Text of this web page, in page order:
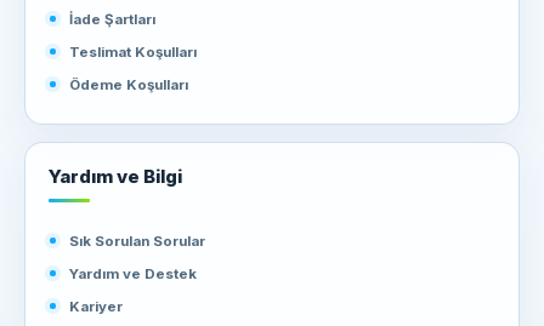
İade Şartları
Teslimat Koşulları
Ödeme Koşulları
Yardım ve Bilgi
Sık Sorulan Sorular
Yardım ve Destek
Kariyer